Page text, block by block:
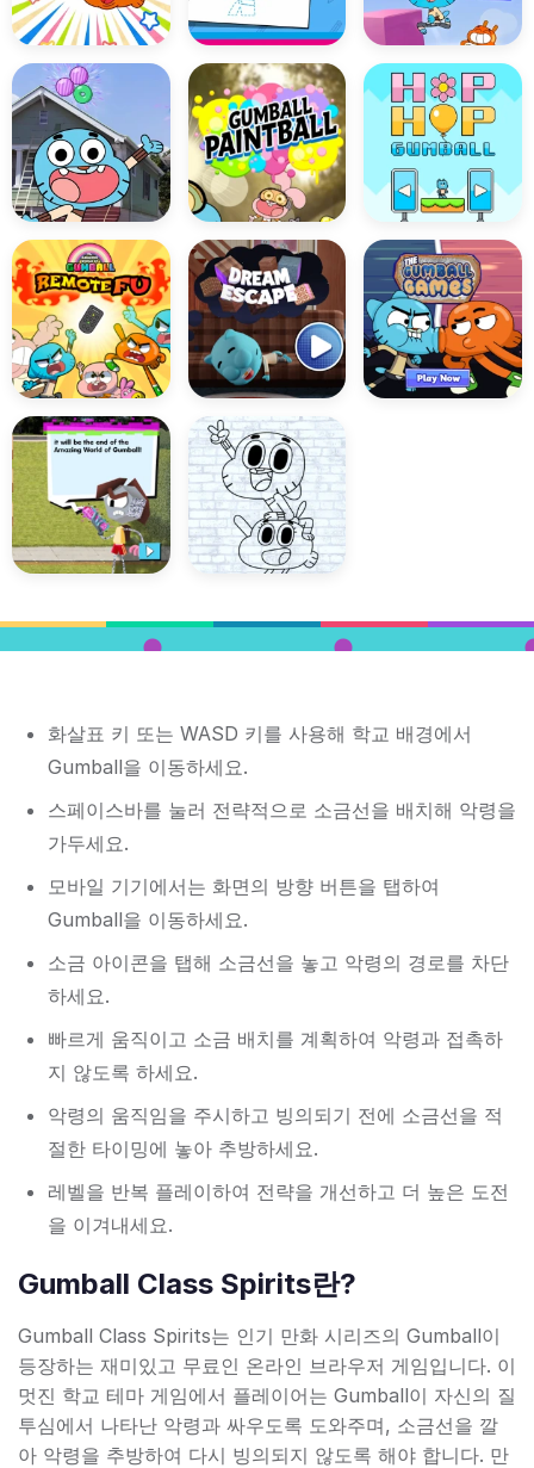
화살표 키 또는 WASD 키를 사용해 학교 배경에서
Gumball을 이동하세요.
스페이스바를 눌러 전략적으로 소금선을 배치해 악령을
가두세요.
모바일 기기에서는 화면의 방향 버튼을 탭하여
Gumball을 이동하세요.
소금 아이콘을 탭해 소금선을 놓고 악령의 경로를 차단
하세요.
빠르게 움직이고 소금 배치를 계획하여 악령과 접촉하
지 않도록 하세요.
악령의 움직임을 주시하고 빙의되기 전에 소금선을 적
절한 타이밍에 놓아 추방하세요.
레벨을 반복 플레이하여 전략을 개선하고 더 높은 도전
을 이겨내세요.
Gumball Class Spirits란?
Gumball Class Spirits는 인기 만화 시리즈의 Gumball이
등장하는 재미있고 무료인 온라인 브라우저 게임입니다. 이
멋진 학교 테마 게임에서 플레이어는 Gumball이 자신의 질
투심에서 나타난 악령과 싸우도록 도와주며, 소금선을 깔
아 악령을 추방하여 다시 빙의되지 않도록 해야 합니다. 만